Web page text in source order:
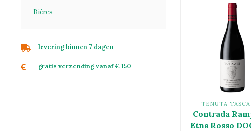
Bières
levering binnen 7 dagen
gratis verzending vanaf € 150
TENUTA
Contrada
Etna Rosso